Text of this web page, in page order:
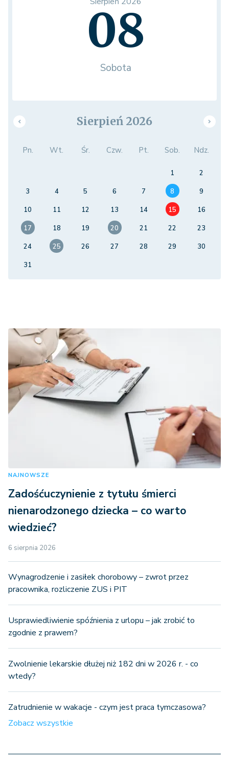
08
Sobota
Sierpień 2026
Pn. Wt. Śr. Czw. Pt. Sob. Ndz.
1
2
3
4 5 6 7 8
9
10
11 12 13 14 15
16
17
18 19 20 21 22
23
24
25 26 27 28 29
30
31
NAJNOWSZE
Zadośćuczynienie z tytułu śmierci
nienarodzonego dziecka – co warto
wiedzieć?
6 sierpnia 2026
Wynagrodzenie i zasiłek chorobowy – zwrot przez
pracownika, rozliczenie ZUS i PIT
Usprawiedliwienie spóźnienia z urlopu – jak zrobić to
zgodnie z prawem?
Zwolnienie lekarskie dłużej niż 182 dni w 2026 r. - co
wtedy?
Zatrudnienie w wakacje - czym jest praca tymczasowa?
Zobacz wszystkie